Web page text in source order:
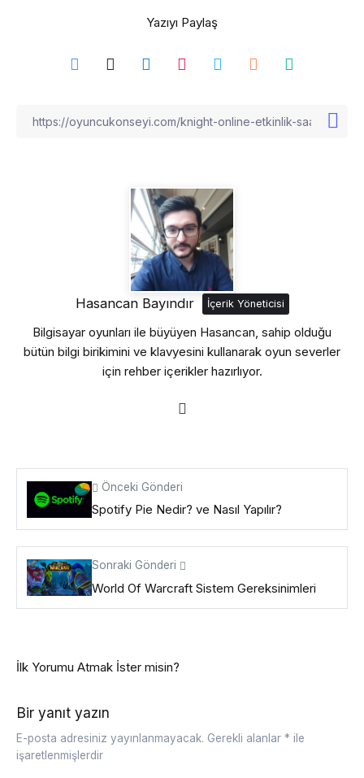
Yazıyı Paylaş
Hasancan Bayındır İçerik Yöneticisi
Bilgisayar oyunları ile büyüyen Hasancan, sahip olduğu
bütün bilgi birikimini ve klavyesini kullanarak oyun severler
için rehber içerikler hazırlıyor.
Önceki Gönderi
Spotify Pie Nedir? ve Nasıl Yapılır?
Sonraki Gönderi
World Of Warcraft Sistem Gereksinimleri
İlk Yorumu Atmak İster misin?
Bir yanıt yazın
E-posta adresiniz yayınlanmayacak. Gerekli alanlar * ile
işaretlenmişlerdir